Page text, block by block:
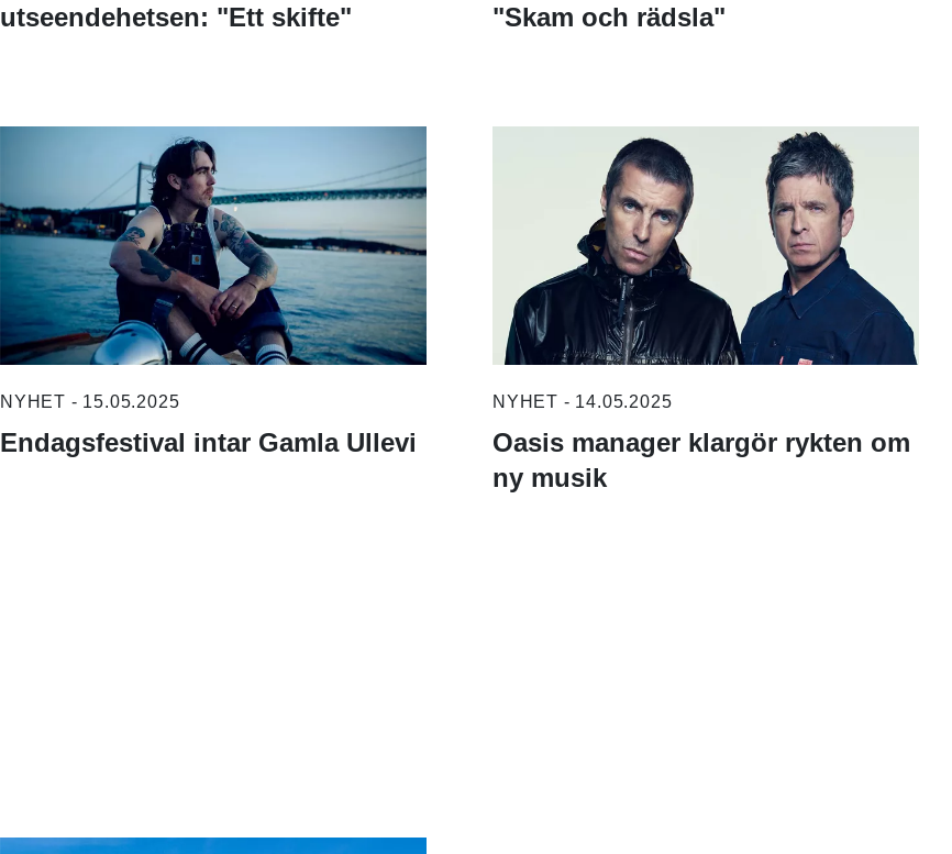
utseendehetsen: "Ett skifte"
"Skam och rädsla"
NYHET - 15.05.2025
Endagsfestival intar Gamla Ullevi
NYHET - 14.05.2025
Oasis manager klargör rykten om
ny musik